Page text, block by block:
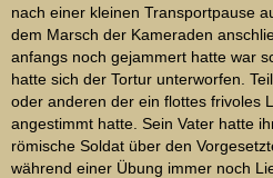
nach einer kleinen Transportpause
dem Marsch der Kameraden
anfangs noch gejammert hatte war
hatte sich der Tortur unterworfen.
oder anderen der ein flottes frivoles
angestimmt hatte. Sein Vater hatte
römische Soldat über den
während einer Übung immer noch